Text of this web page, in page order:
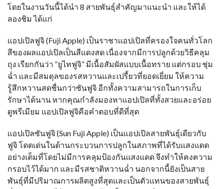
โดยในงานวันนี้ได้นำ 8 สายพันธุ์สำคัญมาแนะนำ และให้ได้
ลองชิม ได้แก่
แอปเปิลฟูจิ (Fuji Apple) เป็นราชาแอปเปิลที่ครองใจคนทั่วโลก
สีของผลแอปเปิลเป็นสีแดงสด เนื่องจากมีการปลูกด้วยวิธีคลุม
ถุง เรียกกันว่า “ยูไทฟูจิ” มีเนื้อสัมผัสแบบเนื้อทราย แต่กรอบ ชุ่ม
ฉ่ำ และมีสมดุลของรสหวานและเปรี้ยวที่ยอดเยี่ยม ให้ความ
รู้สึกหวานสดชื่นกว่าซันฟูจิ อีกทั้งความสามารถในการเก็บ
รักษาได้นาน หากคุณกำลังมองหาแอปเปิลที่ทั้งสวยและอร่อย
ดูพรีเมียม แอปเปิลฟูจิคือคำตอบที่ดีที่สุด
แอปเปิลซันฟูจิ (Sun Fuji Apple) เป็นแอปเปิลสายพันธุ์เดียวกับ
ฟูจิ โดดเด่นในด้านกระบวนการปลูกในสภาพที่ได้รับแสงแดด
อย่างเต็มที่โดยไม่มีการคลุมป้องกันแสงแดด จึงทำให้คงความ
กรอบไว้ได้มาก และมีรสชาติหวานฉ่ำ นอกจากนี้ยังเป็นสาย
พันธุ์ที่มีปริมาณการผลิตสูงที่สุดและเป็นตัวแทนของสายพันธุ์